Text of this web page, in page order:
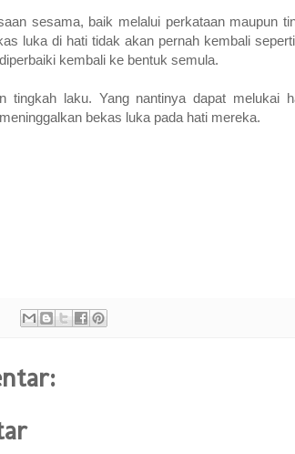
sesama, baik melalui perkataan maupun
luka di hati tidak akan pernah kembali
kembali ke bentuk semula.
tingkah laku. Yang nantinya dapat melukai
bekas luka pada hati mereka.